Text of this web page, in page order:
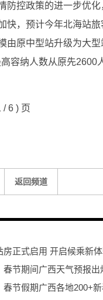
防控政策的进一步优
快，预计今年北海站
由原中型站升级为大
容纳人数从原先2600
/ 6 ) 页
返回频道
房正式启用 开启候乘新
春节期间广西天气预报
节假期广西各地200+新